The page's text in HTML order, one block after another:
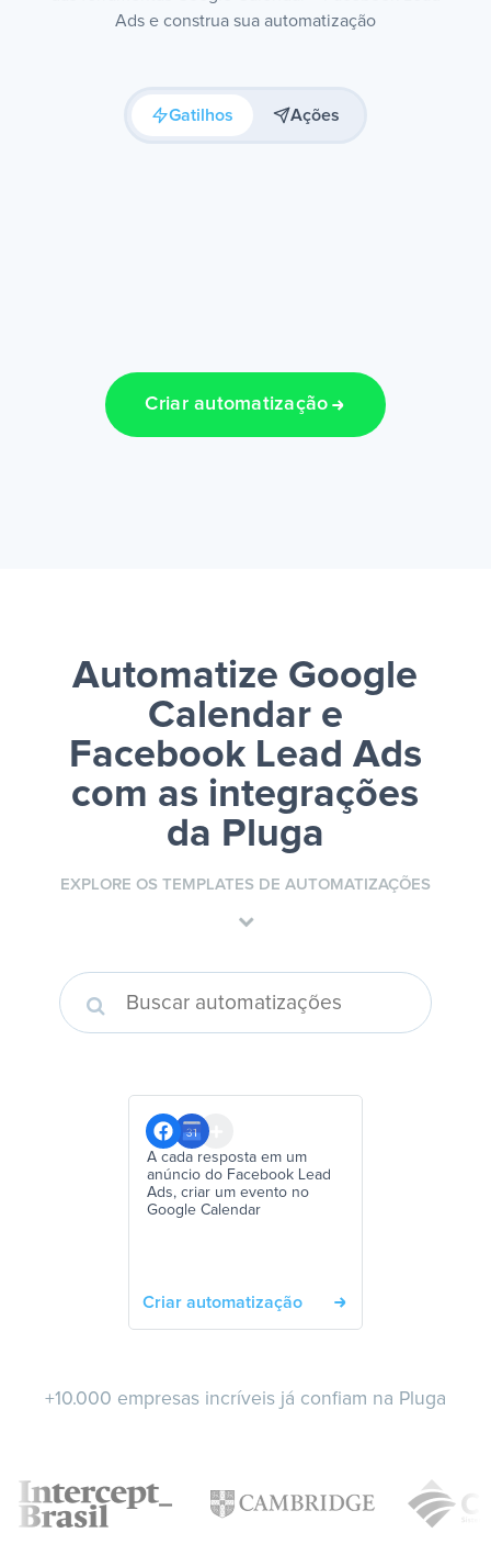
Ads e construa sua automatização
Gatilhos Ações
Criar automatização
Automatize Google
Calendar e
Facebook Lead Ads
com as integrações
da Pluga
EXPLORE OS TEMPLATES DE AUTOMATIZAÇÕES
A cada resposta em um
anúncio do Facebook Lead
Ads, criar um evento no
Google Calendar
Criar automatização
+10.000 empresas incríveis já confiam na Pluga